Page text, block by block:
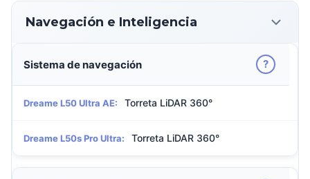
Navegación e Inteligencia
Sistema de navegación ?
Dreame L50 Ultra AE: Torreta LiDAR 360°
Dreame L50s Pro Ultra: Torreta LiDAR 360°